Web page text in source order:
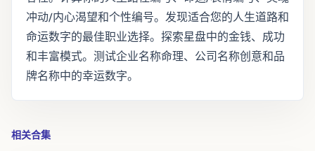
冲动/内心渴望和个性编号。发现适合您的人生道路和
命运数字的最佳职业选择。探索星盘中的金钱、成功
和丰富模式。测试企业名称命理、公司名称创意和品
牌名称中的幸运数字。
相关合集